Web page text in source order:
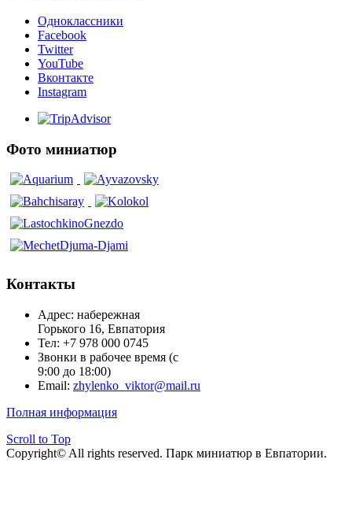
Одноклассники
Facebook
Twitter
YouTube
Вконтакте
Instagram
Фото миниатюр
Контакты
Адрес: набережная
Горького 16, Евпатория
Тел: +7 978 000 0745
Звонки в рабочее время (с
9:00 до 18:00)
Email: zhylenko_viktor@mail.ru
Полная информация
Scroll to Top
Copyright© All rights reserved. Парк миниатюр в Евпатории.